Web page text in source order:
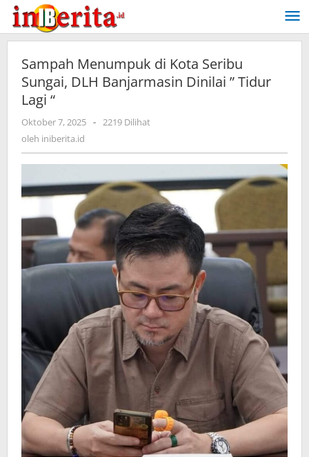
Lewati
konten
Sampah Menumpuk di Kota Seribu
Sungai, DLH Banjarmasin Dinilai ” Tidur
Lagi “
Oktober 7, 2025 oleh
- 2219 Dilihat
oleh iniberita.id